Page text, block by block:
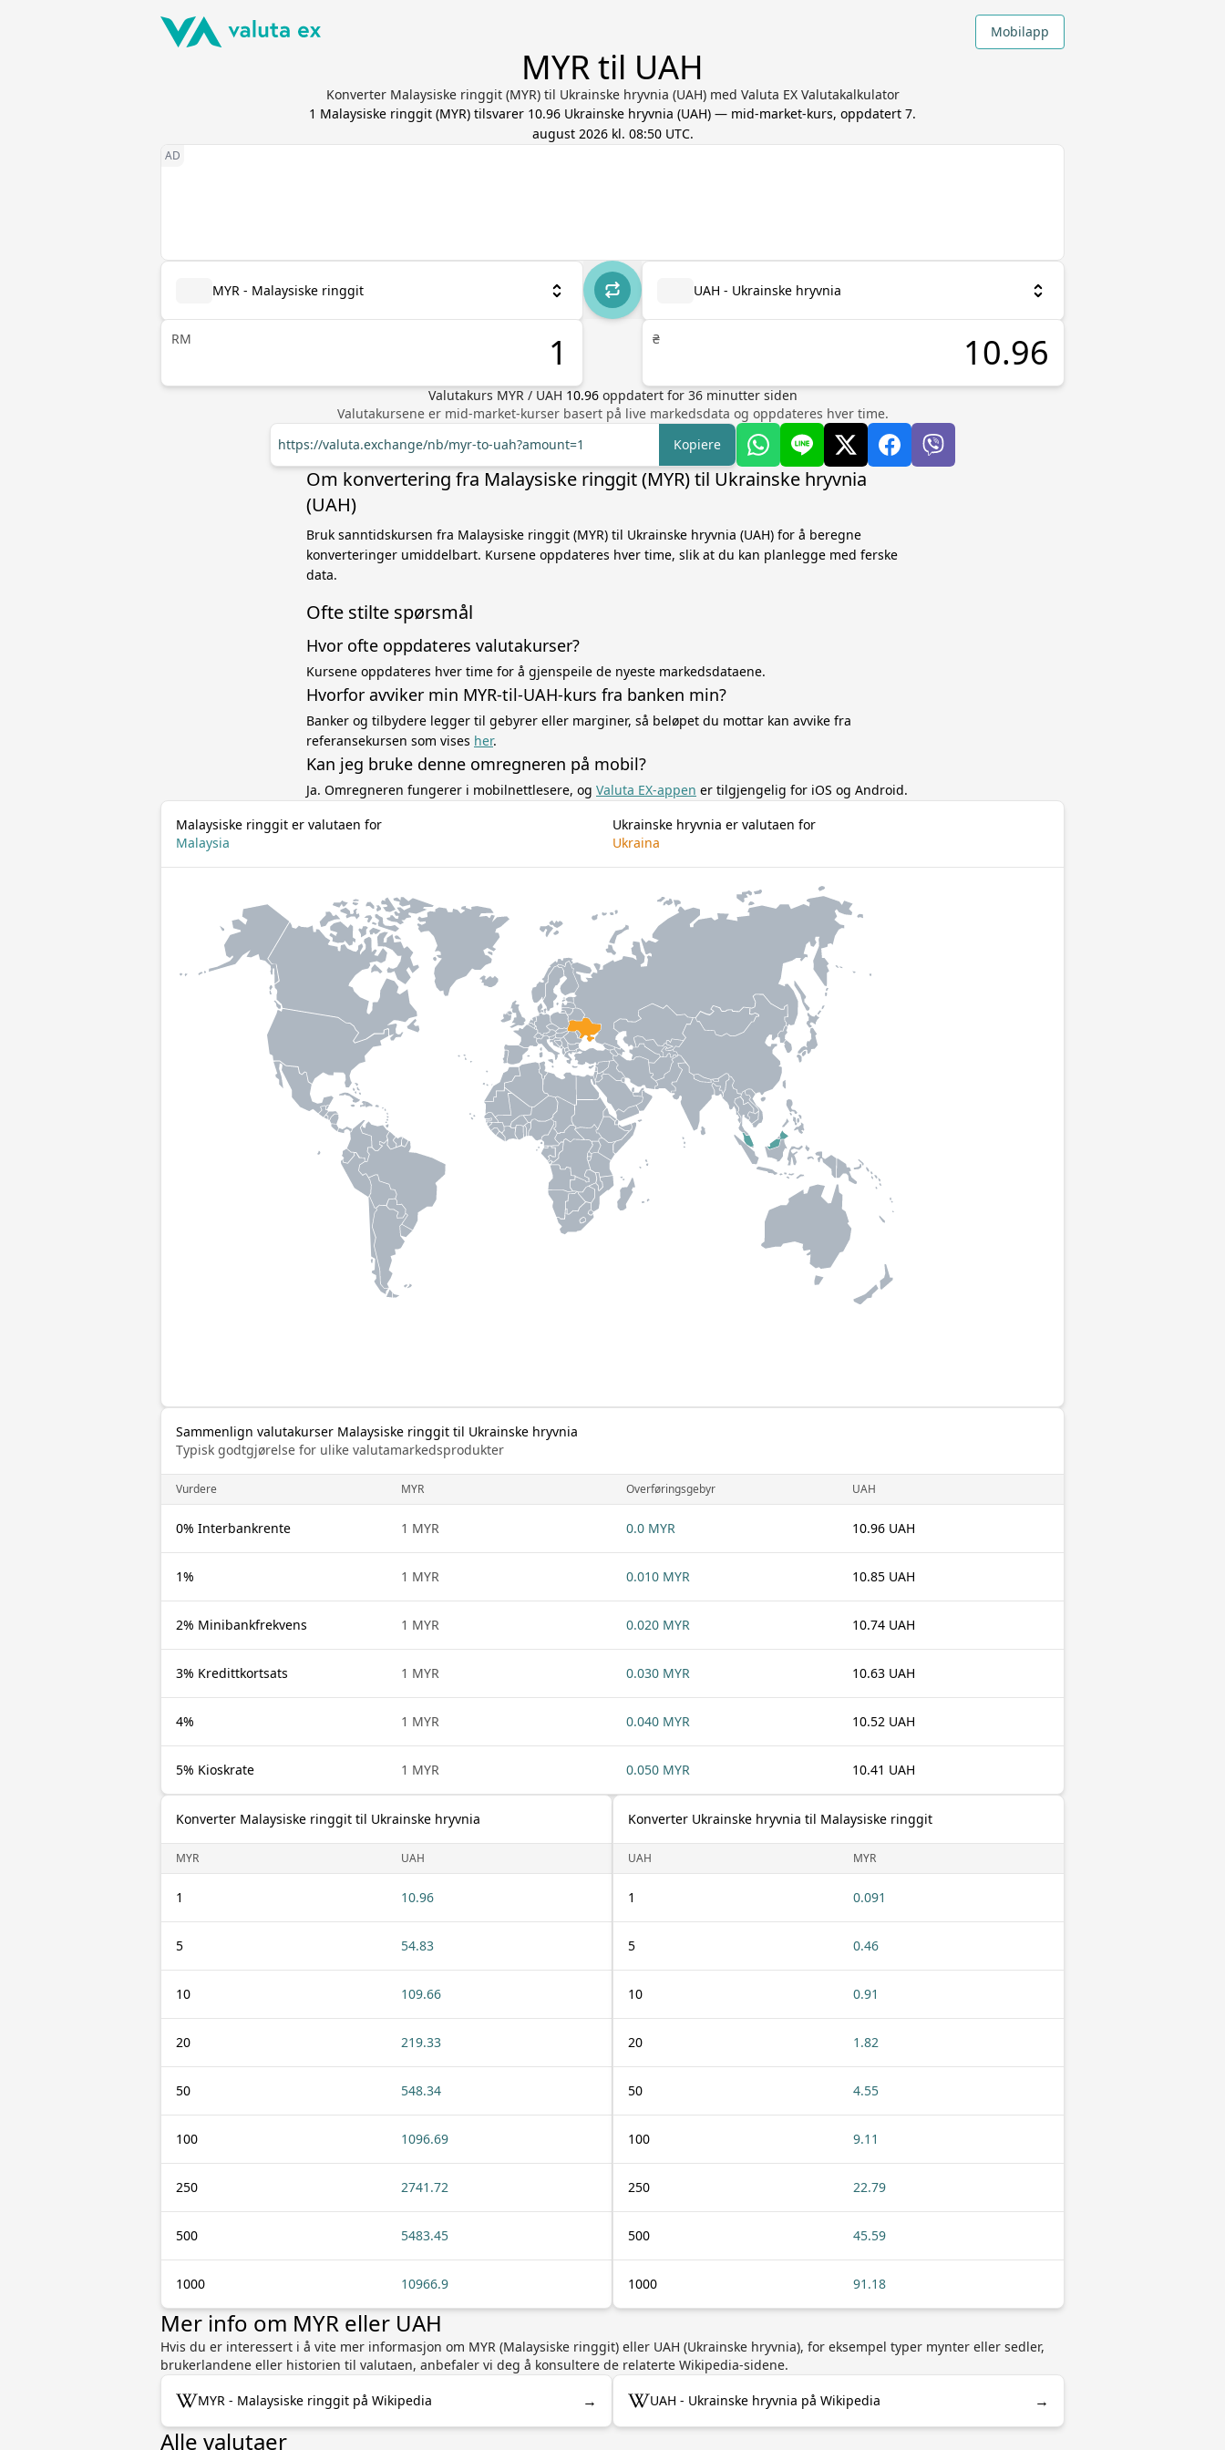
Mobilapp
MYR til UAH
Konverter Malaysiske ringgit (MYR) til Ukrainske hryvnia (UAH) med Valuta EX Valutakalkulator
1 Malaysiske ringgit (MYR) tilsvarer 10.96 Ukrainske hryvnia (UAH) — mid-market-kurs, oppdatert 7.
august 2026 kl. 08:50 UTC.
MYR - Malaysiske ringgit
RM
UAH - Ukrainske hryvnia
₴
Valutakurs MYR/ UAH 10.96 oppdatert for 36minutter siden
Valutakursene er mid-market-kurser basert på live markedsdata og oppdateres hver time.
https://valuta.exchange/nb/myr-to-uah?amount=1
Kopiere
Om konvertering fra Malaysiske ringgit (MYR) til Ukrainske hryvnia
(UAH)
Bruk sanntidskursen fra Malaysiske ringgit (MYR) til Ukrainske hryvnia (UAH) for å beregne
konverteringer umiddelbart. Kursene oppdateres hver time, slik at du kan planlegge med ferske
data.
Ofte stilte spørsmål
Hvor ofte oppdateres valutakurser?
Kursene oppdateres hver time for å gjenspeile de nyeste markedsdataene.
Hvorfor avviker min MYR-til-UAH-kurs fra banken min?
Banker og tilbydere legger til gebyrer eller marginer, så beløpet du mottar kan avvike fra
referansekursen som vises her.
Kan jeg bruke denne omregneren på mobil?
Ja. Omregneren fungerer i mobilnettlesere, og Valuta EX-appen er tilgjengelig for iOS og Android.
Malaysiske ringgit er valutaen for
Malaysia
Ukrainske hryvnia er valutaen for
Ukraina
Sammenlign valutakurser Malaysiske ringgit til Ukrainske hryvnia
Typisk godtgjørelse for ulike valutamarkedsprodukter
Vurdere MYR Overføringsgebyr UAH
0% Interbankrente 1 MYR 0.0 MYR 10.96 UAH
1% 1 MYR 0.010 MYR 10.85 UAH
2% Minibankfrekvens 1 MYR 0.020 MYR 10.74 UAH
3% Kredittkortsats 1 MYR 0.030 MYR 10.63 UAH
4% 1 MYR 0.040 MYR 10.52 UAH
5% Kioskrate 1 MYR 0.050 MYR 10.41 UAH
Konverter Malaysiske ringgit til Ukrainske hryvnia
MYR UAH
1 10.96
5 54.83
10 109.66
20 219.33
50 548.34
100 1096.69
250 2741.72
500 5483.45
1000 10966.9
Konverter Ukrainske hryvnia til Malaysiske ringgit
UAH MYR
1 0.091
5 0.46
10 0.91
20 1.82
50 4.55
100 9.11
250 22.79
500 45.59
1000 91.18
Mer info om MYR eller UAH
Hvis du er interessert i å vite mer informasjon om MYR (Malaysiske ringgit) eller UAH (Ukrainske hryvnia), for eksempel typer mynter eller sedler,
brukerlandene eller historien til valutaen, anbefaler vi deg å konsultere de relaterte Wikipedia-sidene.
MYR - Malaysiske ringgit på Wikipedia → UAH - Ukrainske hryvnia på Wikipedia →
Alle valutaer